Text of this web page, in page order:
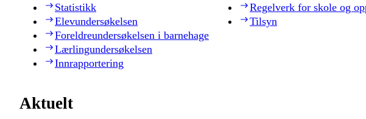
Statistikk
Elevundersøkelsen
Foreldreundersøkelsen i barnehage
Lærlingundersøkelsen
Innrapportering
Regelverk for skole og
Tilsyn
Aktuelt